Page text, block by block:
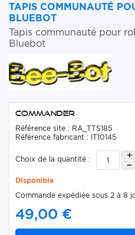
TAPIS COMMUNAUTÉ
BLUEBOT
Tapis communauté pour
Bluebot
Commander
Référence site : RA_TTS185
Référence fabricant : IT10145
Choix de la quantité :
Disponible
Commande expédiée sous 2 à 8
49,00 €